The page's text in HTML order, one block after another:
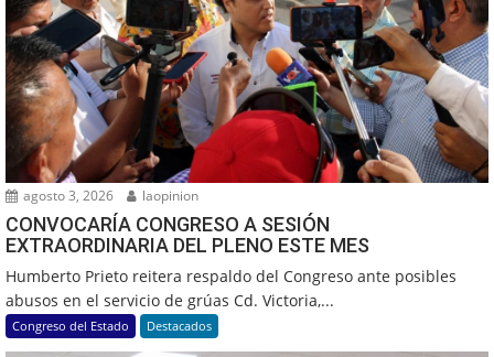
agosto 3, 2026 laopinion
CONVOCARÍA CONGRESO A SESIÓN
EXTRAORDINARIA DEL PLENO ESTE MES
Humberto Prieto reitera respaldo del Congreso ante posibles
abusos en el servicio de grúas Cd. Victoria,...
Congreso del Estado Destacados